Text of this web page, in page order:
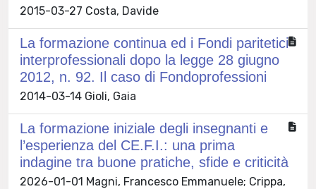
2015-03-27 Costa, Davide
La formazione continua ed i Fondi paritetici
interprofessionali dopo la legge 28 giugno
2012, n. 92. Il caso di Fondoprofessioni
2014-03-14 Gioli, Gaia
La formazione iniziale degli insegnanti e
l’esperienza del CE.F.I.: una prima
indagine tra buone pratiche, sfide e criticità
2026-01-01 Magni, Francesco Emmanuele; Crippa,